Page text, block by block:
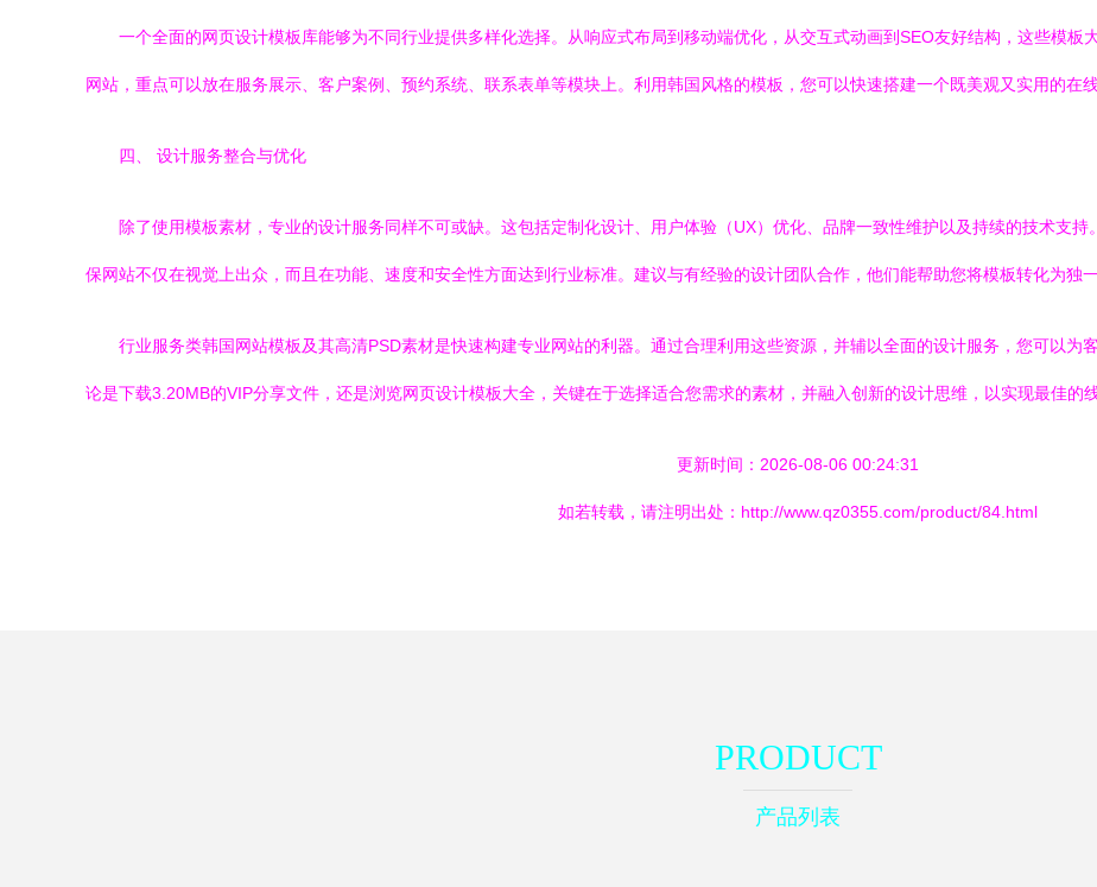
一个全面的网页设计模板库能够为不同行业提供多样化选择。从响应式布局到移动端优化，从交互式动画到SEO友好结构，这些模
网站，重点可以放在服务展示、客户案例、预约系统、联系表单等模块上。利用韩国风格的模板，您可以快速搭建一个既美观又实用的在
四、 设计服务整合与优化
除了使用模板素材，专业的设计服务同样不可或缺。这包括定制化设计、用户体验（UX）优化、品牌一致性维护以及持续的技术支
保网站不仅在视觉上出众，而且在功能、速度和安全性方面达到行业标准。建议与有经验的设计团队合作，他们能帮助您将模板转化为独
行业服务类韩国网站模板及其高清PSD素材是快速构建专业网站的利器。通过合理利用这些资源，并辅以全面的设计服务，您可以为
论是下载3.20MB的VIP分享文件，还是浏览网页设计模板大全，关键在于选择适合您需求的素材，并融入创新的设计思维，以实现最佳的线
更新时间：2026-08-06 00:24:31
如若转载，请注明出处：http://www.qz0355.com/product/84.html
PRODUCT
产品列表